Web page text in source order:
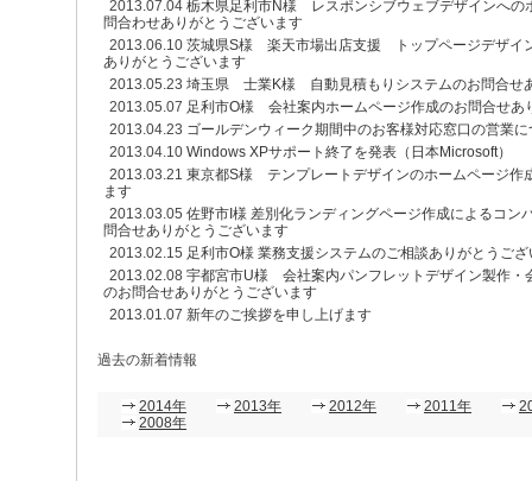
2013.07.04 栃木県足利市N様 レスポンシブウェブデザインへの
問合わせありがとうございます
2013.06.10 茨城県S様 楽天市場出店支援 トップページデザイ
ありがとうございます
2013.05.23 埼玉県 士業K様 自動見積もりシステムのお問合せ
2013.05.07 足利市O様 会社案内ホームページ作成のお問合せあ
2013.04.23 ゴールデンウィーク期間中のお客様対応窓口の営業に
2013.04.10 Windows XPサポート終了を発表（日本Microsoft）
2013.03.21 東京都S様 テンプレートデザインのホームページ作
ます
2013.03.05 佐野市I様 差別化ランディングページ作成によるコン
問合せありがとうございます
2013.02.15 足利市O様 業務支援システムのご相談ありがとうござ
2013.02.08 宇都宮市U様 会社案内パンフレットデザイン製作・
のお問合せありがとうございます
2013.01.07 新年のご挨拶を申し上げます
過去の新着情報
2014年 2013年 2012年 2011年
2008年